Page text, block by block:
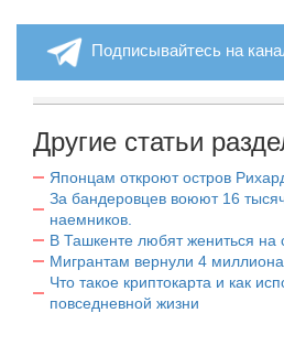
Подписывайтесь на
Другие статьи
Японцам откроют остров
За бандеровцев воюют 16
наемников.
В Ташкенте любят жениться на
Мигрантам вернули 4 миллиона
Что такое криптокарта и как
повседневной жизни